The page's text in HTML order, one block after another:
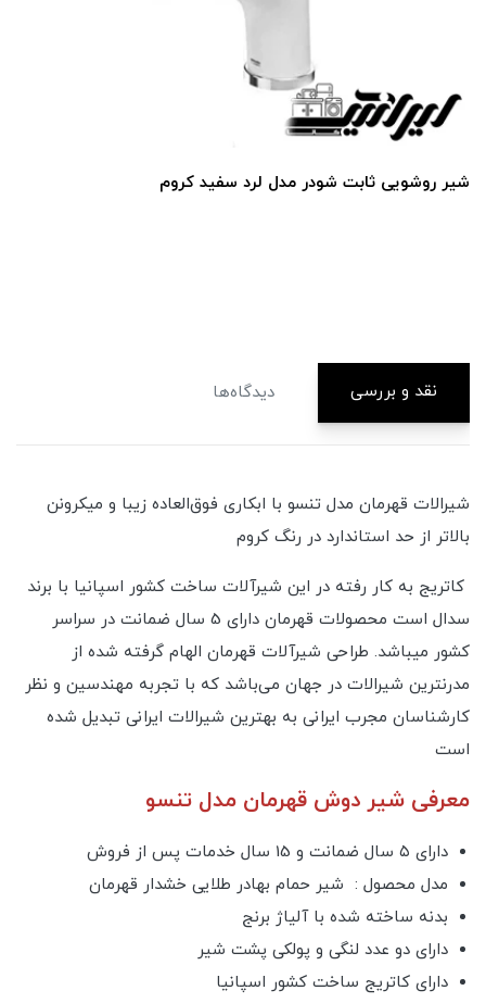
شیر روشویی ثابت شودر مدل لرد سفید کروم
نقد و بررسی دیدگاه‌ها
شیرالات قهرمان مدل تنسو با ابکاری فوق‌العاده زیبا و میکرونن
بالاتر از حد استاندارد در رنگ کروم
کاتریج به کار رفته در این شیرآلات ساخت کشور اسپانیا با برند
سدال است محصولات قهرمان دارای 5 سال ضمانت در سراسر
کشور میباشد. طراحی شیرآلات قهرمان الهام گرفته شده از
مدرنترین شیرالات در جهان می‌باشد که با تجربه مهندسین و نظر
کارشناسان مجرب ایرانی به بهترین شیرالات ایرانی تبدیل شده
است
معرفی شیر دوش قهرمان مدل تنسو
دارای ۵ سال ضمانت و 15 سال خدمات پس از فروش
مدل محصول : شیر حمام بهادر طلایی خشدار قهرمان
بدنه ساخته شده با آلیاژ برنج
دارای دو عدد لنگی و پولکی پشت شیر
دارای کاتریج ساخت کشور اسپانیا